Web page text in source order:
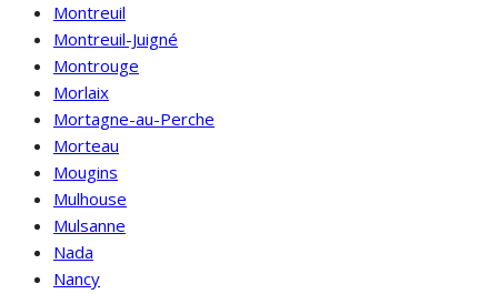
Montreuil
Montreuil-Juigné
Montrouge
Morlaix
Mortagne-au-Perche
Morteau
Mougins
Mulhouse
Mulsanne
Nada
Nancy